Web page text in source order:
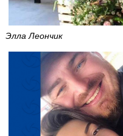
Элла Леончик